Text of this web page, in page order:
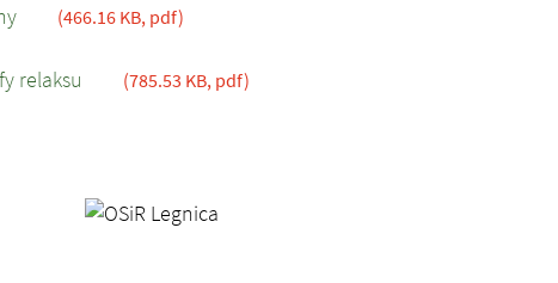
(466.16 KB, pdf)
relaksu (785.53 KB, pdf)